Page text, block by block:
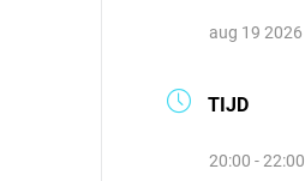
aug 19 2026
TIJD
20:00 - 22:00